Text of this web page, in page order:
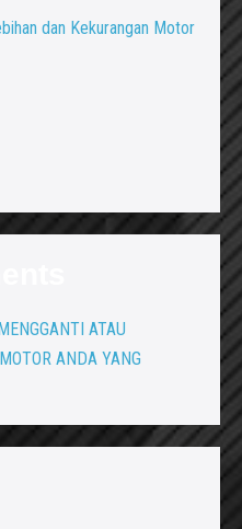
dan Kekurangan Motor
ATAU
ANDA YANG